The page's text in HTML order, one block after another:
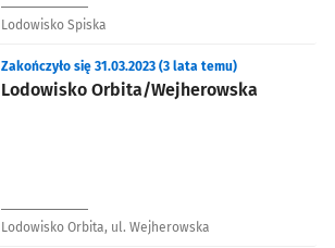
Lodowisko Spiska
Lodowisko Orbita/Wejherowska
Zakończyło się 31.03.2023 (3 lata temu)
Lodowisko Orbita, ul. Wejherowska